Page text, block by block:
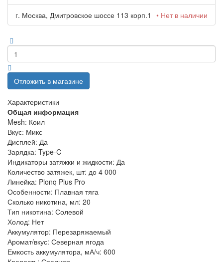
г. Москва, Дмитровское шоссе 113 корп.1 • Нет в наличии
Отложить в магазине
Характеристики
Общая информация
Mesh: Коил
Вкус: Микс
Дисплей: Да
Зарядка: Type-C
Индикаторы затяжки и жидкости: Да
Количество затяжек, шт: до 4 000
Линейка: Plonq Plus Pro
Особенности: Плавная тяга
Сколько никотина, мл: 20
Тип никотина: Солевой
Холод: Нет
Аккумулятор: Перезаряжаемый
Аромат/вкус: Северная ягода
Емкость аккумулятора, мА/ч: 600